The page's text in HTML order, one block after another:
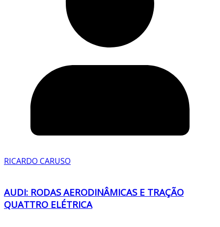
RICARDO CARUSO
AUDI: RODAS AERODINÂMICAS E TRAÇÃO
QUATTRO ELÉTRICA